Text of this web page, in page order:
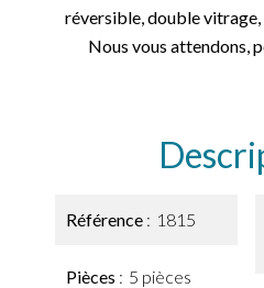
réversible, double vitrage,
Nous vous attendons,
Référence 1815
Pièces 5 pièces